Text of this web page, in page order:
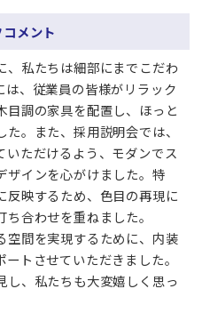
メント
、私たちは細部にまでこだわ
は、従業員の皆様がリラック
目調の家具を配置し、ほっと
。また、採用説明会では、
いただけるよう、モダンでス
ザインを心がけました。特
反映するため、色目の再現に
合わせを重ねました。
空間を実現するために、内装
トさせていただきました。
し、私たちも大変嬉しく思っ